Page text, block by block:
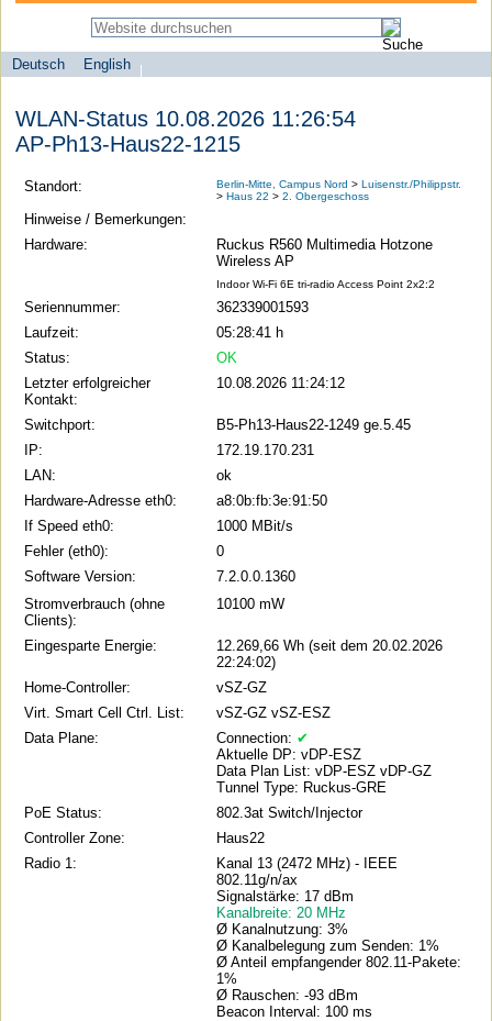
Sprachauswahl
Deutsch
English
search-menu
Universität
zu
Berlin
Computer-
WLAN-Status 10.08.2026 11:26:54
AP-Ph13-Haus22-1215
Standort: Berlin-Mitte, Campus Nord >Luisenstr./Philippstr.
>Haus 22 >2. Obergeschoss
Hinweise / Bemerkungen:
Hardware:
Ruckus R560 Multimedia Hotzone
Wireless AP
Indoor Wi-Fi 6E tri-radio Access Point 2x2:2
Seriennummer:
362339001593
Laufzeit:
05:28:41 h
Status:
OK
Letzter erfolgreicher
Kontakt:
10.08.2026 11:24:12
Switchport:
B5-Ph13-Haus22-1249 ge.5.45
IP:
172.19.170.231
LAN:
ok
Hardware-Adresse eth0:
a8:0b:fb:3e:91:50
If Speed eth0:
1000 MBit/s
Fehler (eth0):
0
Software Version:
7.2.0.0.1360
Stromverbrauch (ohne
Clients):
10100 mW
Eingesparte Energie:
12.269,66 Wh (seit dem 20.02.2026
22:24:02)
Home-Controller:
vSZ-GZ
Virt. Smart Cell Ctrl. List:
vSZ-GZ vSZ-ESZ
Data Plane:
Connection: ✔
Aktuelle DP: vDP-ESZ
Data Plan List: vDP-ESZ vDP-GZ
Tunnel Type: Ruckus-GRE
PoE Status:
802.3at Switch/Injector
Controller Zone:
Haus22
Radio 1:
Kanal 13 (2472 MHz) - IEEE
802.11g/n/ax
Signalstärke: 17 dBm
Kanalbreite: 20 MHz
Ø Kanalnutzung: 3%
Ø Kanalbelegung zum Senden: 1%
Ø Anteil empfangender 802.11-Pakete:
1%
Ø Rauschen: -93 dBm
Beacon Interval: 100 ms